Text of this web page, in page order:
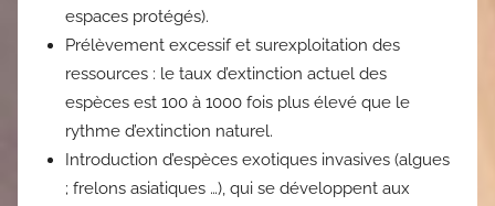
espaces protégés).
Prélèvement excessif et surexploitation des
ressources : le taux d’extinction actuel des
espèces est 100 à 1000 fois plus élevé que le
rythme d’extinction naturel.
Introduction d’espèces exotiques invasives (algues
; frelons asiatiques …), qui se développent aux